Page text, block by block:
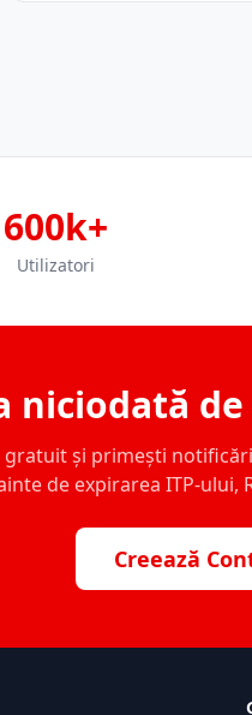
600k+
Utilizatori
niciodată
și primești
de expirarea ITP-ului,
Creează